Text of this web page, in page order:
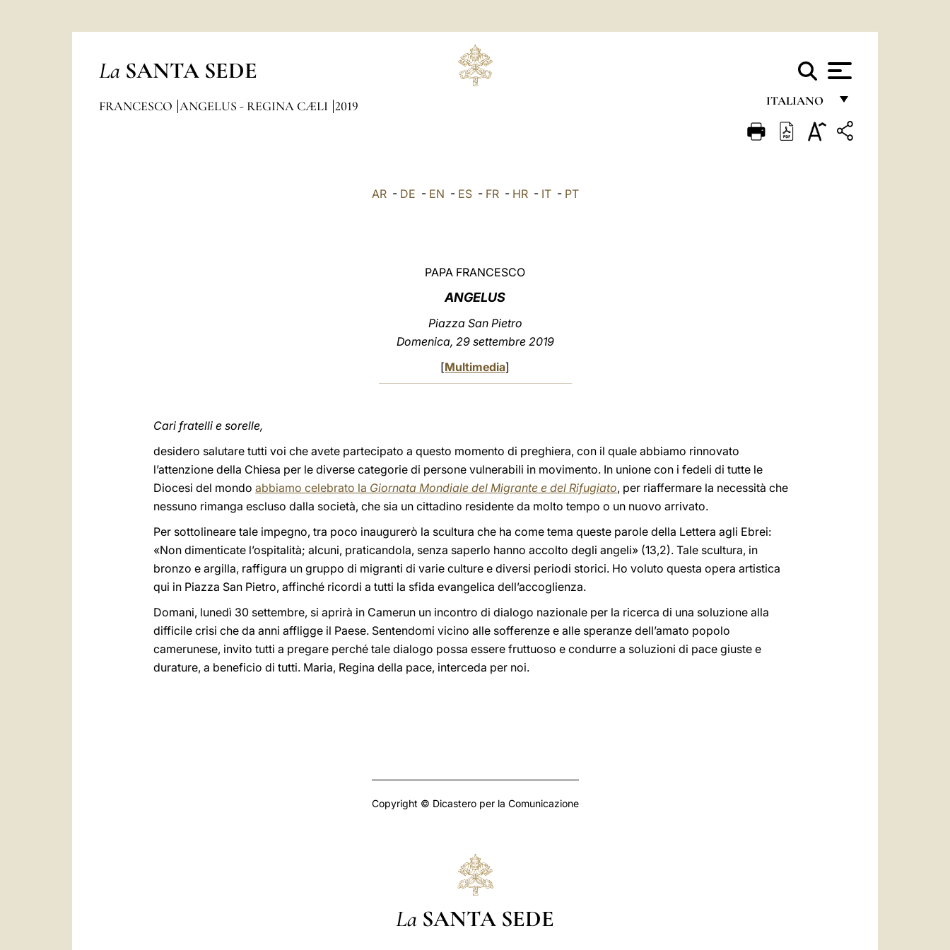
La SANTA SEDE
ITALIANO
FRANÇAIS
FRANCESCO ANGELUS - REGINA CÆLI 2019
AR- DE - EN - ES- FR- HR- IT- PT
PAPA FRANCESCO
ANGELUS
Piazza San Pietro
Domenica, 29 settembre 2019
[Multimedia]
Cari fratelli e sorelle,
desidero salutare tutti voi che avete partecipato a questo momento di preghiera, con il quale abbiamo rinnovato
l’attenzione della Chiesa per le diverse categorie di persone vulnerabili in movimento. In unione con i fedeli di tutte le
Diocesi del mondo abbiamo celebrato la Giornata Mondiale del Migrante e del Rifugiato, per riaffermare la necessità che
nessuno rimanga escluso dalla società, che sia un cittadino residente da molto tempo o un nuovo arrivato.
Per sottolineare tale impegno, tra poco inaugurerò la scultura che ha come tema queste parole della Lettera agli Ebrei:
«Non dimenticate l’ospitalità; alcuni, praticandola, senza saperlo hanno accolto degli angeli» (13,2). Tale scultura, in
bronzo e argilla, raffigura un gruppo di migranti di varie culture e diversi periodi storici. Ho voluto questa opera artistica
qui in Piazza San Pietro, affinché ricordi a tutti la sfida evangelica dell’accoglienza.
Domani, lunedì 30 settembre, si aprirà in Camerun un incontro di dialogo nazionale per la ricerca di una soluzione alla
difficile crisi che da anni affligge il Paese. Sentendomi vicino alle sofferenze e alle speranze dell’amato popolo
camerunese, invito tutti a pregare perché tale dialogo possa essere fruttuoso e condurre a soluzioni di pace giuste e
durature, a beneficio di tutti. Maria, Regina della pace, interceda per noi.
Copyright © Dicastero per la Comunicazione
La SANTA SEDE